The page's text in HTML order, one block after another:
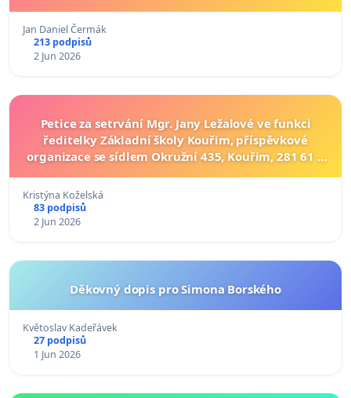
Jan Daniel Čermák
213 podpisů
2 Jun 2026
Petice za setrvání Mgr. Jany Ležalové ve funkci
ředitelky Základní školy Kouřim, příspěvkové
organizace se sídlem Okružní 435, Kouřim, 281 61 a
Kristýna Koželská
83 podpisů
2 Jun 2026
Děkovný dopis pro Simona Borského
Květoslav Kadeřávek
27 podpisů
1 Jun 2026